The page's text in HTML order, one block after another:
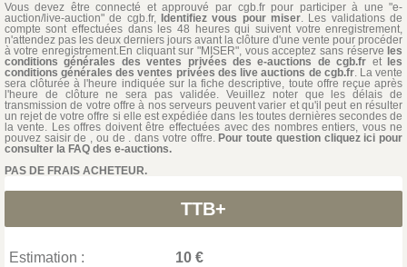
Vous devez être connecté et approuvé par cgb.fr pour participer à une "e-
auction/live-auction" de cgb.fr, Identifiez vous pour miser. Les validations de
compte sont effectuées dans les 48 heures qui suivent votre enregistrement,
n'attendez pas les deux derniers jours avant la clôture d'une vente pour procéder
à votre enregistrement.En cliquant sur "MISER", vous acceptez sans réserve les
conditions générales des ventes privées des e-auctions de cgb.fr et les
conditions générales des ventes privées des live auctions de cgb.fr. La vente
sera clôturée à l'heure indiquée sur la fiche descriptive, toute offre reçue après
l'heure de clôture ne sera pas validée. Veuillez noter que les délais de
transmission de votre offre à nos serveurs peuvent varier et qu'il peut en résulter
un rejet de votre offre si elle est expédiée dans les toutes dernières secondes de
la vente. Les offres doivent être effectuées avec des nombres entiers, vous ne
pouvez saisir de , ou de . dans votre offre. Pour toute question cliquez ici pour
consulter la FAQ des e-auctions.
PAS DE FRAIS ACHETEUR.
TTB+
Estimation :
10 €